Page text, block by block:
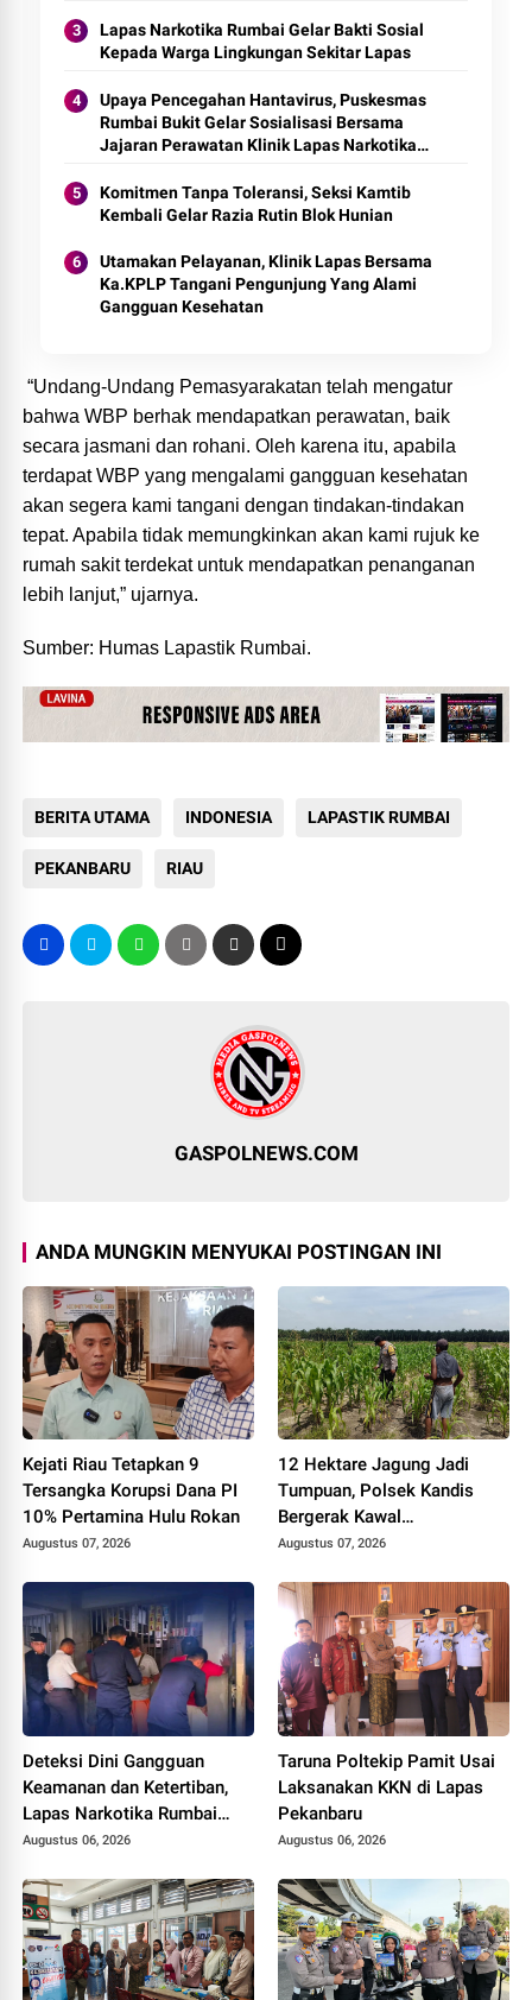
Lapas Narkotika Rumbai Gelar Bakti Sosial
Kepada Warga Lingkungan Sekitar Lapas
Upaya Pencegahan Hantavirus, Puskesmas
Rumbai Bukit Gelar Sosialisasi Bersama
Jajaran Perawatan Klinik Lapas Narkotika
Komitmen Tanpa Toleransi, Seksi Kamtib
Kembali Gelar Razia Rutin Blok Hunian
Utamakan Pelayanan, Klinik Lapas Bersama
Ka.KPLP Tangani Pengunjung Yang Alami
Gangguan Kesehatan
“Undang-Undang Pemasyarakatan telah mengatur
bahwa WBP berhak mendapatkan perawatan, baik
secara jasmani dan rohani. Oleh karena itu, apabila
terdapat WBP yang mengalami gangguan kesehatan
akan segera kami tangani dengan tindakan-tindakan
tepat. Apabila tidak memungkinkan akan kami rujuk ke
rumah sakit terdekat untuk mendapatkan penanganan
lebih lanjut,” ujarnya.
Sumber: Humas Lapastik Rumbai.
BERITA UTAMA INDONESIA LAPASTIK RUMBAI
PEKANBARU RIAU
GASPOLNEWS.COM
ANDA MUNGKIN MENYUKAI POSTINGAN INI
Kejati Riau Tetapkan 9
Tersangka Korupsi Dana PI
10% Pertamina Hulu Rokan
Augustus 07, 2026
12 Hektare Jagung Jadi
Tumpuan, Polsek Kandis
Bergerak Kawal
Swasembada Pangan
Augustus 07, 2026
Deteksi Dini Gangguan
Keamanan dan Ketertiban,
Lapas Narkotika Rumbai
Gelar Razia Rutin Blok
Augustus 06, 2026
Taruna Poltekip Pamit Usai
Laksanakan KKN di Lapas
Pekanbaru
Augustus 06, 2026